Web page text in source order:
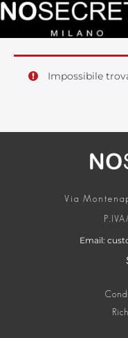
Impossibile
Via
Email: